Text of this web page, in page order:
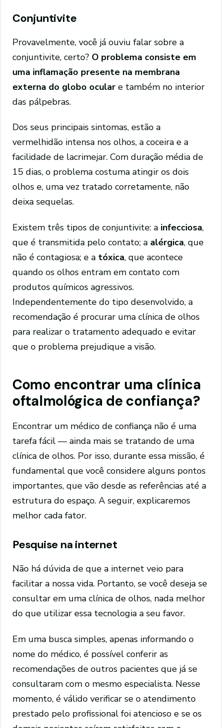
Conjuntivite
Provavelmente, você já ouviu falar sobre a
conjuntivite, certo? O problema consiste em
uma inflamação presente na membrana
externa do globo ocular e também no interior
das pálpebras.
Dos seus principais sintomas, estão a
vermelhidão intensa nos olhos, a coceira e a
facilidade de lacrimejar. Com duração média de
15 dias, o problema costuma atingir os dois
olhos e, uma vez tratado corretamente, não
deixa sequelas.
Existem três tipos de conjuntivite: a infecciosa,
que é transmitida pelo contato; a alérgica, que
não é contagiosa; e a tóxica, que acontece
quando os olhos entram em contato com
produtos químicos agressivos.
Independentemente do tipo desenvolvido, a
recomendação é procurar uma clínica de olhos
para realizar o tratamento adequado e evitar
que o problema prejudique a visão.
Como encontrar uma clínica
oftalmológica de confiança?
Encontrar um médico de confiança não é uma
tarefa fácil — ainda mais se tratando de uma
clínica de olhos. Por isso, durante essa missão, é
fundamental que você considere alguns pontos
importantes, que vão desde as referências até a
estrutura do espaço. A seguir, explicaremos
melhor cada fator.
Pesquise na internet
Não há dúvida de que a internet veio para
facilitar a nossa vida. Portanto, se você deseja se
consultar em uma clínica de olhos, nada melhor
do que utilizar essa tecnologia a seu favor.
Em uma busca simples, apenas informando o
nome do médico, é possível conferir as
recomendações de outros pacientes que já se
consultaram com o mesmo especialista. Nesse
momento, é válido verificar se o atendimento
prestado pelo profissional foi atencioso e se os